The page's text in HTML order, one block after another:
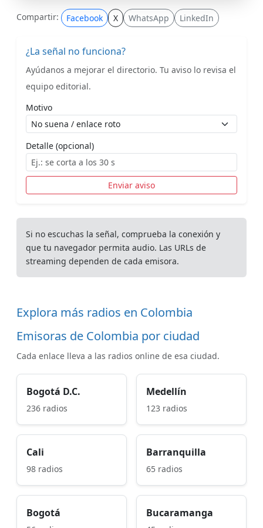
Compartir: Facebook X WhatsApp LinkedIn
¿La señal no funciona?
Ayúdanos a mejorar el directorio. Tu aviso lo revisa el
equipo editorial.
Motivo
Detalle (opcional)
Enviar aviso
Si no escuchas la señal, comprueba la conexión y
que tu navegador permita audio. Las URLs de
streaming dependen de cada emisora.
Explora más radios en Colombia
Emisoras de Colombia por ciudad
Cada enlace lleva a las radios online de esa ciudad.
Bogotá D.C.
236 radios
Medellín
123 radios
Cali
98 radios
Barranquilla
65 radios
Bogotá Bucaramanga